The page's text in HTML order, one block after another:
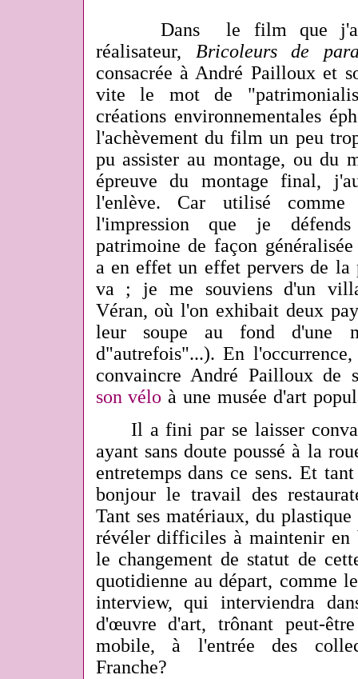
Dans le film que
réalisateur, Bricoleurs de
consacrée à André Pailloux et
vite le mot de
créations environnementales
l'achèvement du film un peu
pu assister au montage, ou du
épreuve du montage final,
l'enlève. Car utilisé
l'impression que je
patrimoine de façon
a en effet un effet pervers de
va ; je me souviens d'un
Véran, où l'on exhibait deux
leur soupe au fond d'une
d"autrefois"...). En
convaincre André Pailloux
son véloà une musée d'art
Il a fini par se laisser
ayant sans doute poussé à la
entretemps dans ce sens. Et
bonjour le travail des
Tant ses matériaux, du
révéler difficiles à maintenir en
le changement de statut de
quotidienne au départ, comme
interview, qui interviendra
d'œuvre d'art, trônant peut-
mobile, à l'entrée des
Franche?